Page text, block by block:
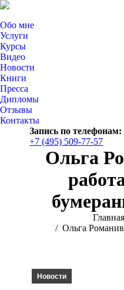
Обо мне
Услуги
Курсы
Видео
Новости
Книги
Пресса
Дипломы
Отзывы
Контакты
Страница
Запись по телефонам:
+7 (495) 509-77-57
Ольга
Главная
Ольга
Новости